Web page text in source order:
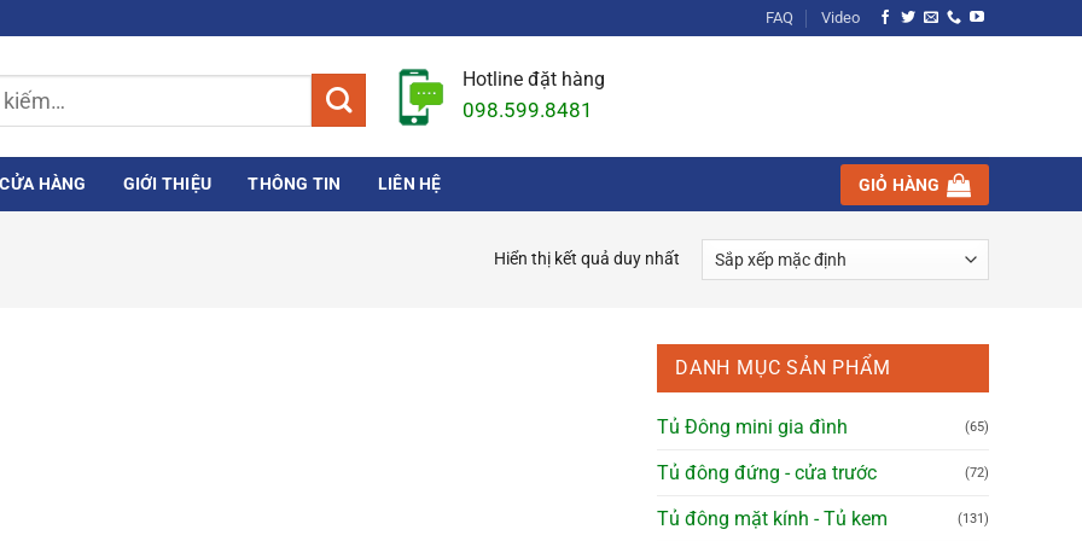
FAQ Video
Hotline đặt hàng
098.599.8481
CỬA HÀNG GIỚI THIỆU THÔNG TIN LIÊN HỆ GIỎ HÀNG
Hiển thị kết quả duy nhất
DANH MỤC SẢN PHẨM
Tủ Đông mini gia đình (65)
Tủ đông đứng - cửa trước (72)
Tủ đông mặt kính - Tủ kem (131)